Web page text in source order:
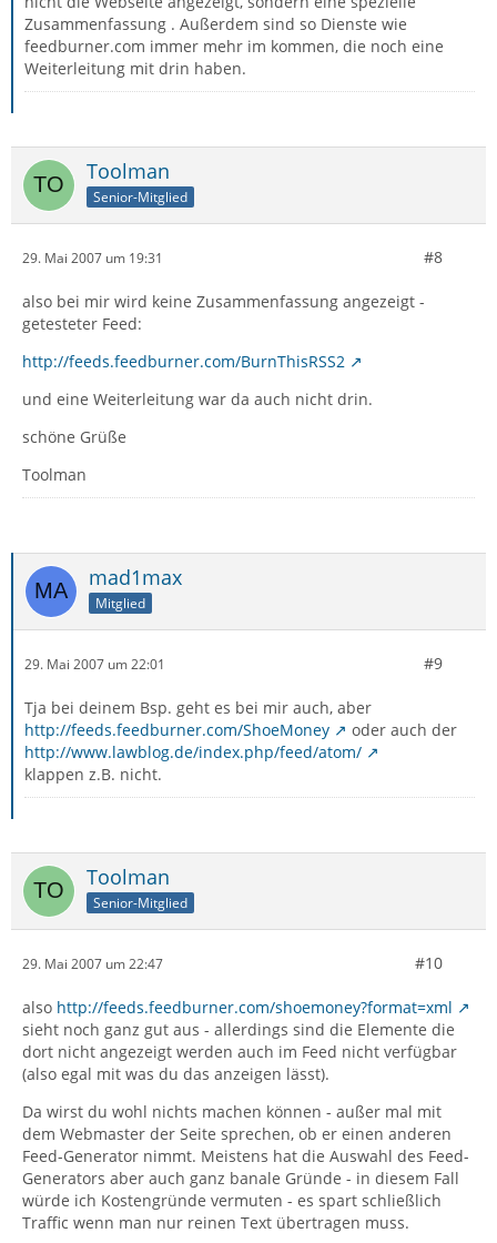
Zusammenfassung . Außerdem sind so Dienste wie
feedburner.com immer mehr im kommen, die noch eine
Weiterleitung mit drin haben.
Toolman
Senior-Mitglied
29. Mai 2007 um 19:31 #8
also bei mir wird keine Zusammenfassung angezeigt -
getesteter Feed:
http://feeds.feedburner.com/BurnThisRSS2
und eine Weiterleitung war da auch nicht drin.
schöne Grüße
Toolman
mad1max
Mitglied
29. Mai 2007 um 22:01 #9
Tja bei deinem Bsp. geht es bei mir auch, aber
http://feeds.feedburner.com/ShoeMoney
oder auch der
http://www.lawblog.de/index.php/feed/atom/
klappen z.B. nicht.
Toolman
Senior-Mitglied
29. Mai 2007 um 22:47 #10
also http://feeds.feedburner.com/shoemoney?format=xml
sieht noch ganz gut aus - allerdings sind die Elemente die
dort nicht angezeigt werden auch im Feed nicht verfügbar
(also egal mit was du das anzeigen lässt).
Da wirst du wohl nichts machen können - außer mal mit
dem Webmaster der Seite sprechen, ob er einen anderen
Feed-Generator nimmt. Meistens hat die Auswahl des Feed-
Generators aber auch ganz banale Gründe - in diesem Fall
würde ich Kostengründe vermuten - es spart schließlich
Traffic wenn man nur reinen Text übertragen muss.